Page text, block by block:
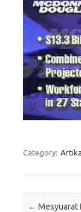
Category:
Post
← Mesyuarat